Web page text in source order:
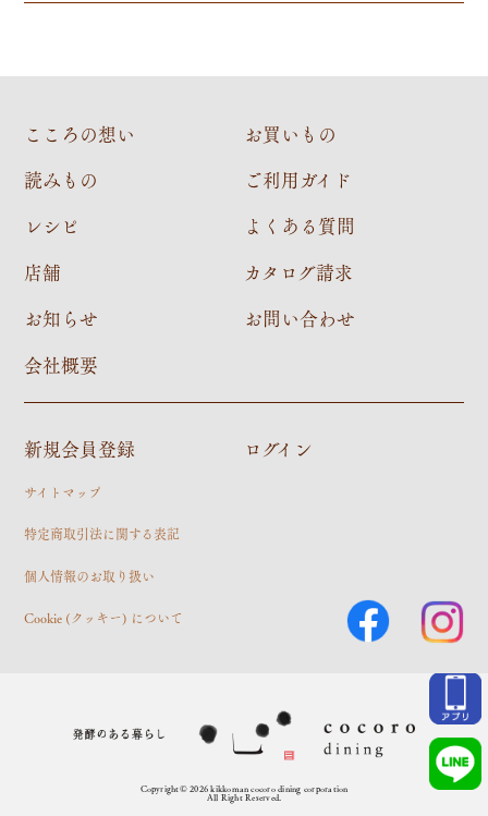
こころの想い
読みもの
レシピ
店舗
お知らせ
会社概要
お買いもの
ご利用ガイド
よくある質問
カタログ請求
お問い合わせ
新規会員登録 ログイン
サイトマップ
特定商取引法に関する表記
個人情報のお取り扱い
Cookie (クッキー) について
Copyright© 2026 kikkoman cocoro dining corporation
All Right Reserved.